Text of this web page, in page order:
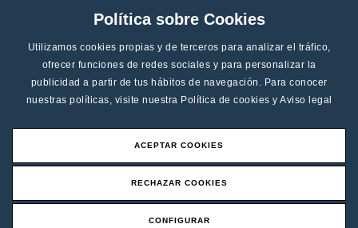
Política sobre Cookies
Utilizamos cookies propias y de terceros para analizar el tráfico,
ofrecer funciones de redes sociales y para personalizar la
publicidad a partir de tus hábitos de navegación. Para conocer
nuestras políticas, visite nuestra Política de cookies y Aviso legal
ACEPTAR COOKIES
RECHAZAR COOKIES
CONFIGURAR